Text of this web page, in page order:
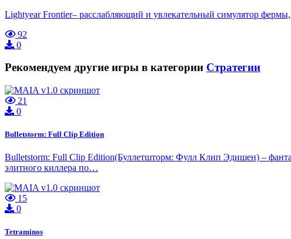
Lightyear Frontier– расслабляющий и увлекательный симулятор
92
0
Рекомендуем другие игры в категории Стратегии
21
0
Bulletstorm: Full Clip Edition
Bulletstorm: Full Clip Edition(Буллетшторм: Фулл Клип Эдишен) –
элитного киллера по…
15
0
Tetraminos